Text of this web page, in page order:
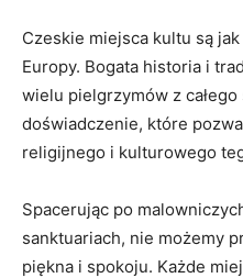
Czeskie⁣ miejsca kultu są
Europy. Bogata historia i
wielu pielgrzymów z
doświadczenie, które⁣
religijnego i ‍kulturowego
Spacerując‍ po
sanktuariach,⁢ nie możemy
piękna i spokoju. Każde‍